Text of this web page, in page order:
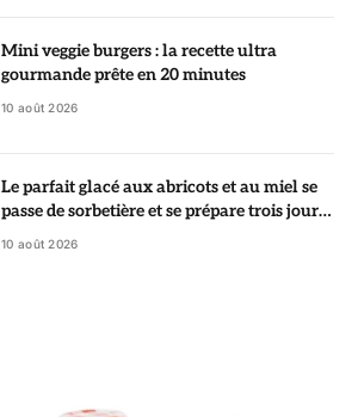
Mini veggie burgers : la recette ultra
gourmande prête en 20 minutes
10 août 2026
Le parfait glacé aux abricots et au miel se
passe de sorbetière et se prépare trois jours
à l’avance
10 août 2026